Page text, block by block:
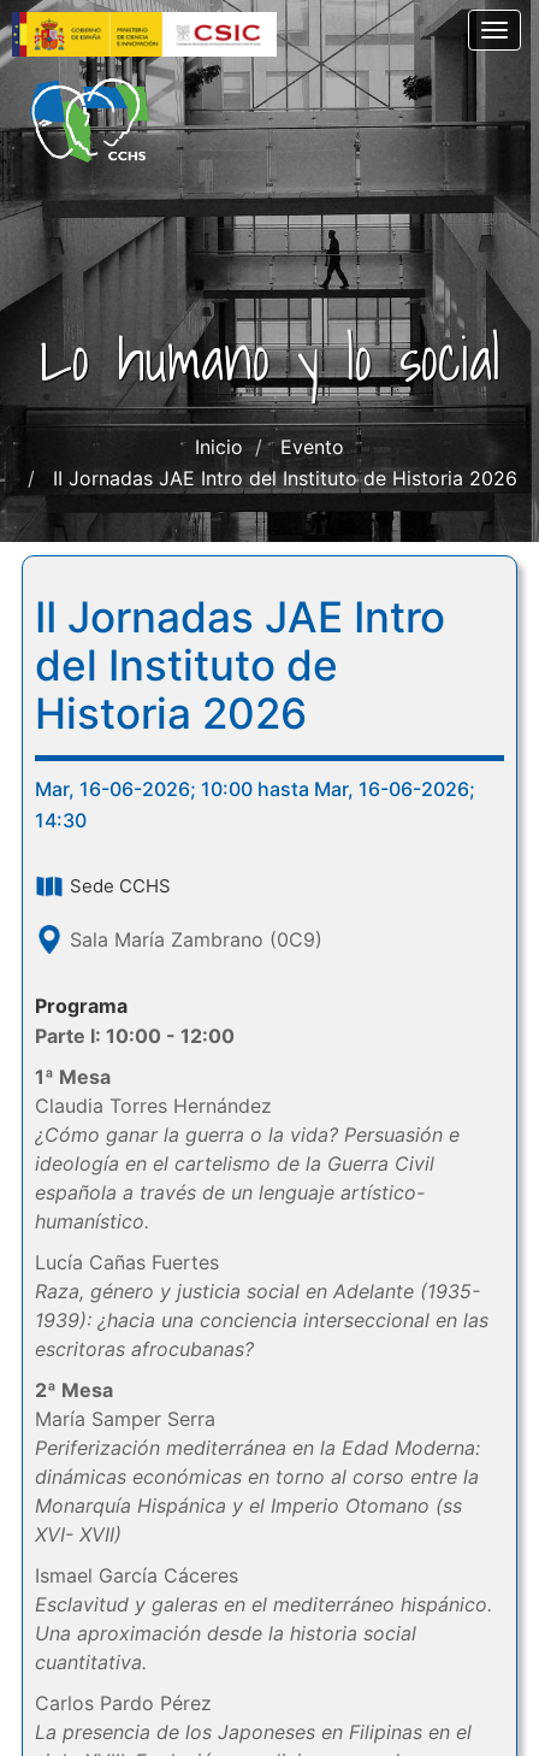
Pasar
al
contenido
principal
Lo humano y lo social
Inicio
Evento
II Jornadas JAE Intro del Instituto de Historia 2026
II Jornadas JAE Intro
del Instituto de
Historia 2026
Mar, 16-06-2026; 10:00 hasta Mar, 16-06-2026;
14:30
Sede CCHS
Sala María Zambrano (0C9)
Programa
Parte I: 10:00 - 12:00
1ª Mesa
Claudia Torres Hernández
¿Cómo ganar la guerra o la vida? Persuasión e
ideología en el cartelismo de la Guerra Civil
española a través de un lenguaje artístico-
humanístico.
Lucía Cañas Fuertes
Raza, género y justicia social en Adelante (1935-
1939): ¿hacia una conciencia interseccional en las
escritoras afrocubanas?
2ª Mesa
María Samper Serra
Periferización mediterránea en la Edad Moderna:
dinámicas económicas en torno al corso entre la
Monarquía Hispánica y el Imperio Otomano (ss
XVI- XVII)
Ismael García Cáceres
Esclavitud y galeras en el mediterráneo hispánico.
Una aproximación desde la historia social
cuantitativa.
Carlos Pardo Pérez
La presencia de los Japoneses en Filipinas en el